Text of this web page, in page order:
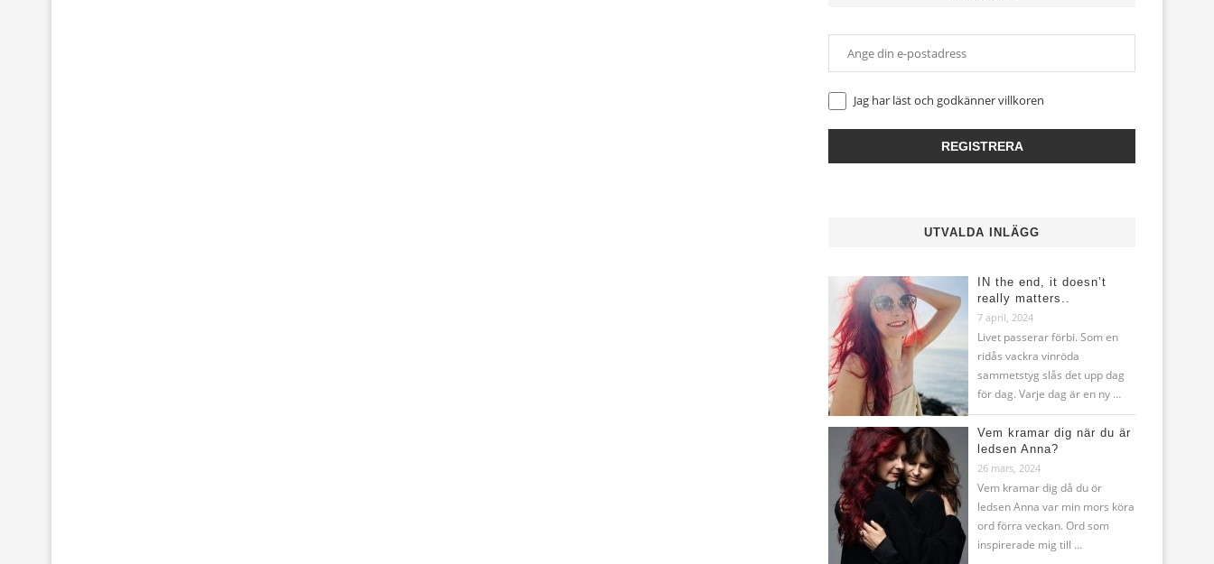
Jag har läst och godkännervillkoren
UTVALDA INLÄGG
IN the end, it doesn’t
really matters..
7 april, 2024
Livet passerar förbi. Som en
ridås vackra vinröda
sammetstyg slås det upp dag
för dag. Varje dag är en ny …
Vem kramar dig när du är
ledsen Anna?
26 mars, 2024
Vem kramar dig då du ör
ledsen Anna var min mors köra
ord förra veckan. Ord som
inspirerade mig till …